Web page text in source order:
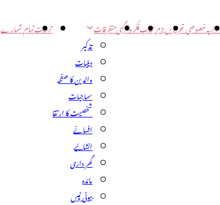
اداریہخصوصی تحریریںبزم حجابفکر و آگہیمتفرقات
تذکیر
دینیات
والدین کا صفحہ
سماجیات
شخصیت کا ارتقا
افسانے
انشائیے
گھر داری
مائدہ
بیوٹی ٹپس
تربیتتمام شمارے